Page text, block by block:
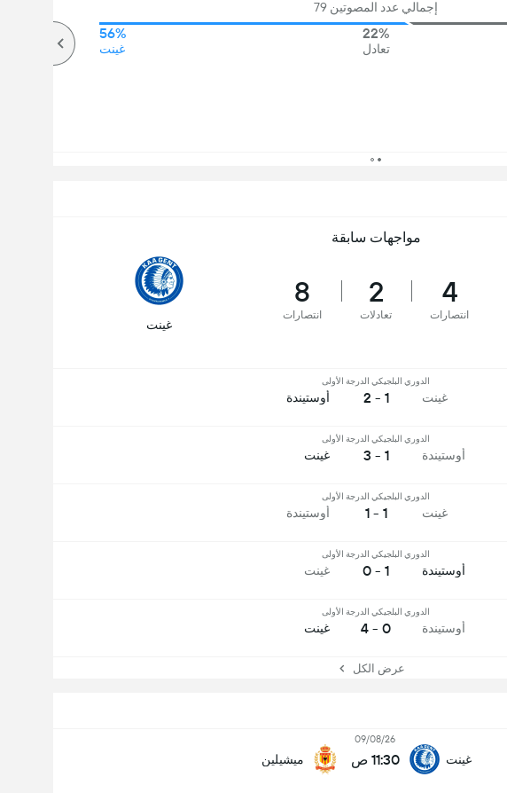
غينت
09/08/26
11:30 ص ميشيلين
إجمالي عدد المصوتين 79
22%
تعادل
56%
غينت
مواجهات سابقة
4
انتصارات
2
تعادلات
8
انتصارات
غينت
غينت
الدوري البلجيكي الدرجة الأولى
1 - 2 أوستيندة
أوستيندة
الدوري البلجيكي الدرجة الأولى
1 - 3 غينت
غينت
الدوري البلجيكي الدرجة الأولى
1 - 1 أوستيندة
أوستيندة
الدوري البلجيكي الدرجة الأولى
1 - 0 غينت
أوستيندة
الدوري البلجيكي الدرجة الأولى
0 - 4 غينت
عرض الكل